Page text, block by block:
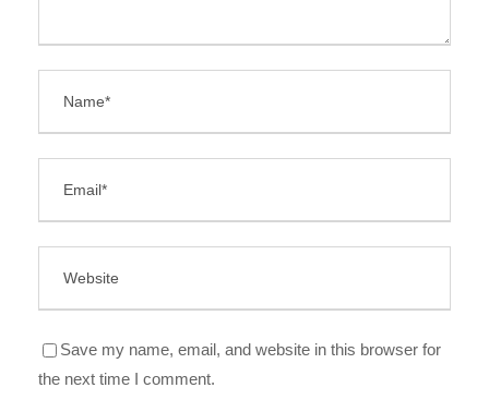
Save my name, email, and website in this browser for
the next time I comment.